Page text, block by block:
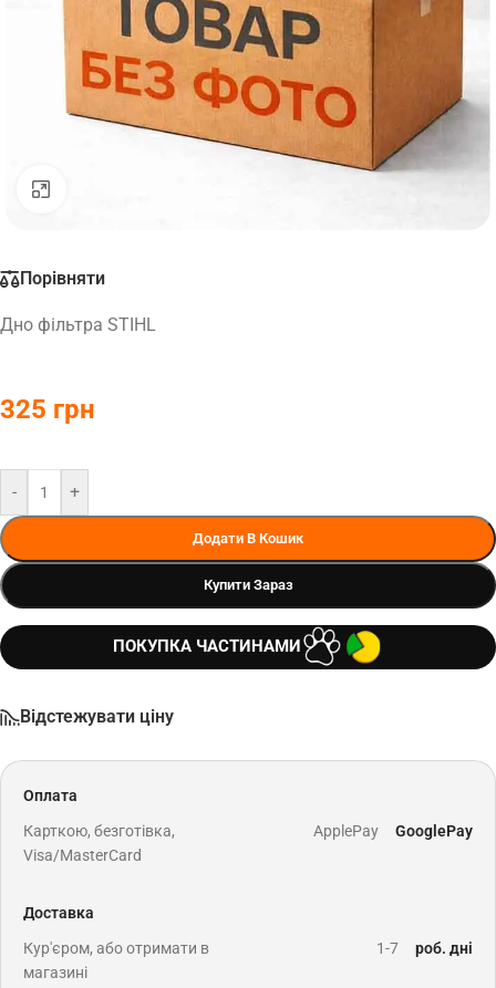
Порівняти
Дно фільтра STIHL
325 грн
- +
Додати В Кошик
Купити Зараз
ПОКУПКА ЧАСТИНАМИ
Відстежувати ціну
Оплата
Карткою, безготівка,
Visa/MasterCard
ApplePay GooglePay
Доставка
Кур'єром, або отримати в
магазині
1-7 роб. дні